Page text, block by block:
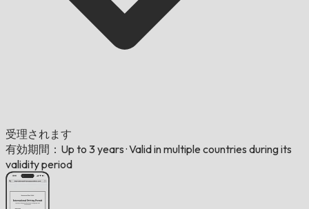
受理されます
有効期間：Up to 3 years ·Valid in multiple countries during its
validity period